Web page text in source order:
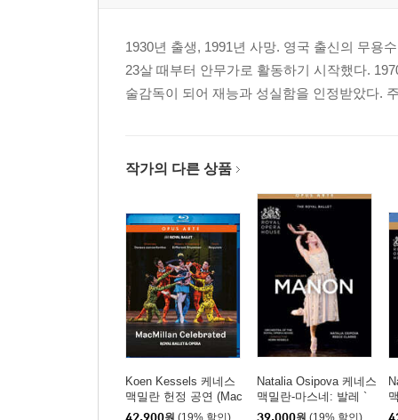
1930년 출생, 1991년 사망. 영국 출신의 무용
23살 때부터 안무가로 활동하기 시작했다.
술감독이 되어 재능과 성실함을 인정받았다.
작가의 다른 상품
Koen Kessels 케네스
맥밀란 헌정 공연 (Mac
millan Celebrated)
42,900원 (19% 할인)
Natalia Osipova 케네스
맥밀란-마스네: 발레 `
마농` (Massenet: Mano
39,000원 (19% 할인)